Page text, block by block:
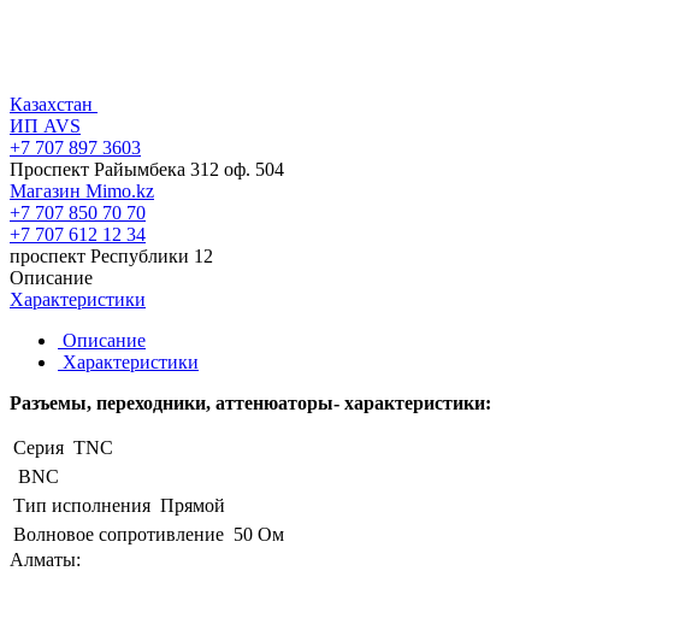
Казахстан
ИП AVS
+7 707 897 3603
Проспект Райымбека 312 оф. 504
Магазин Mimo.kz
+7 707 850 70 70
+7 707 612 12 34
проспект Республики 12
Описание
Характеристики
Описание
Характеристики
Разъемы, переходники, аттенюаторы- характеристики:
Серия TNC
BNC
Тип исполнения Прямой
Волновое сопротивление 50 Ом
Алматы: